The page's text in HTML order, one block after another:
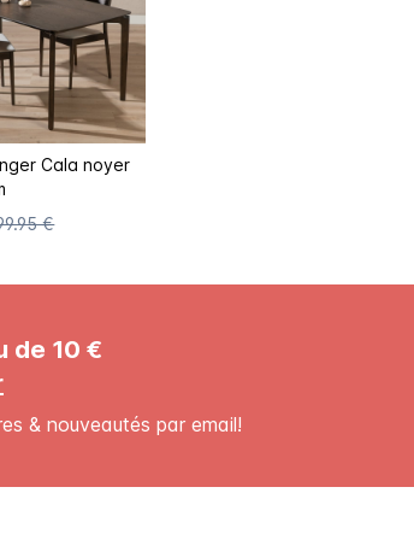
Cala noyer
€
de 10 €
& nouveautés par email!